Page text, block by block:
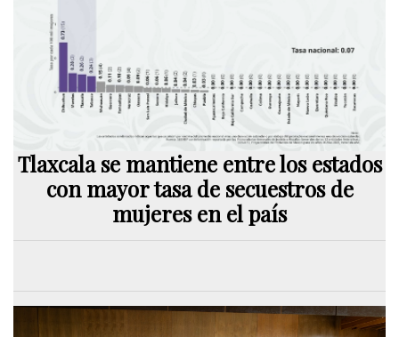
Tlaxcala se mantiene entre los estados
con mayor tasa de secuestros de
mujeres en el país